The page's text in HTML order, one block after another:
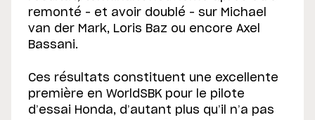
remonté – et avoir doublé – sur Michael
van der Mark, Loris Baz ou encore Axel
Bassani.
Ces résultats constituent une excellente
première en WorldSBK pour le pilote
d’essai Honda, d’autant plus qu’il n’a pas